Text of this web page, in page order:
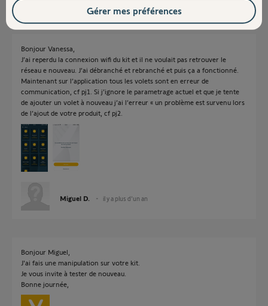
Bonjour Vanessa,
J’ai reperdu la connexion wifi du kit et il ne voulait pas retrouver le
réseau e nouveau. J’ai débranché et rebranché et puis ça a fonctionné.
Maintenant sur l’application tous les volets sont en erreur de
communication, cf pj1. Si j’ignore le parametrage actuel et que je tente
de ajouter un volet à nouveau j’ai l’erreur « un problème est survenu lors
de l’ajout de votre produit, cf pj2.
Miguel D. il y a plus d'un an
Bonjour Miguel,
J'ai fais une manipulation sur votre kit.
Je vous invite à tester de nouveau.
Bonne journée,
Gérer mes préférences